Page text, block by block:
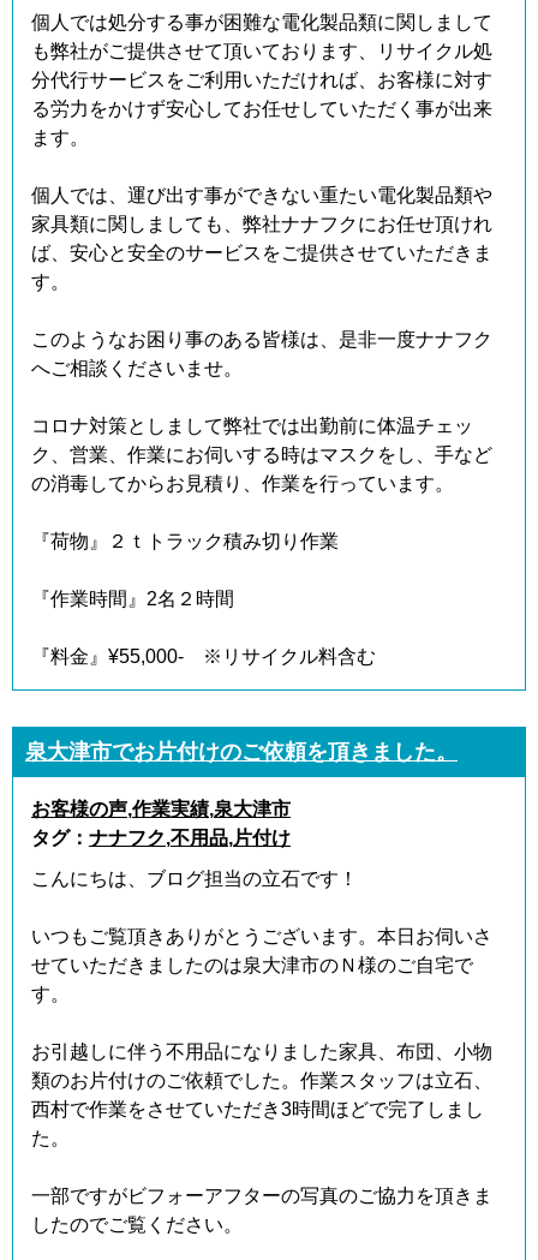
個人では処分する事が困難な電化製品類に関しまして
も弊社がご提供させて頂いております、リサイクル処
分代行サービスをご利用いただければ、お客様に対す
る労力をかけず安心してお任せしていただく事が出来
ます。
個人では、運び出す事ができない重たい電化製品類や
家具類に関しましても、弊社ナナフクにお任せ頂けれ
ば、安心と安全のサービスをご提供させていただきま
す。
このようなお困り事のある皆様は、是非一度ナナフク
へご相談くださいませ。
コロナ対策としまして弊社では出勤前に体温チェッ
ク、営業、作業にお伺いする時はマスクをし、手など
の消毒してからお見積り、作業を行っています。
『荷物』２ｔトラック積み切り作業
『作業時間』2名２時間
『料金』¥55,000- ※リサイクル料含む
泉大津市でお片付けのご依頼を頂きました。
お客様の声,作業実績,泉大津市
タグ： ナナフク,不用品,片付け
こんにちは、ブログ担当の立石です！
いつもご覧頂きありがとうございます。本日お伺いさ
せていただきましたのは泉大津市のＮ様のご自宅で
す。
お引越しに伴う不用品になりました家具、布団、小物
類のお片付けのご依頼でした。作業スタッフは立石、
西村で作業をさせていただき3時間ほどで完了しまし
た。
一部ですがビフォーアフターの写真のご協力を頂きま
したのでご覧ください。